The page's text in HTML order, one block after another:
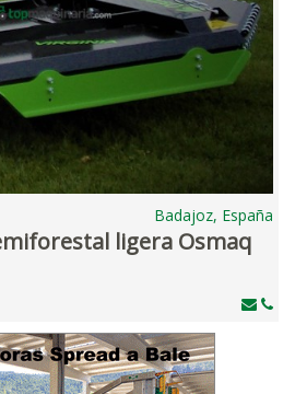
Badajoz, España
ligera Osmaq